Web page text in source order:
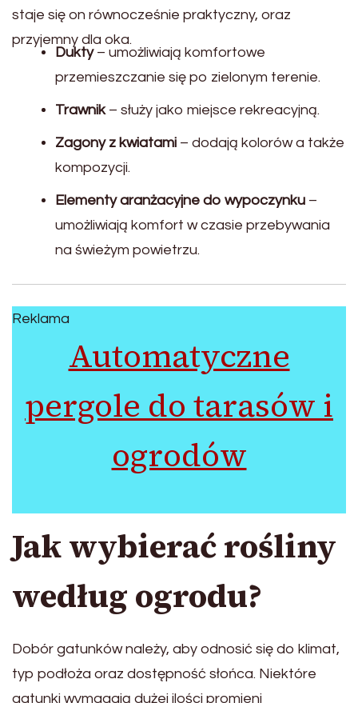
staje się on równocześnie praktyczny, oraz
przyjemny dla oka.
Dukty– umożliwiają komfortowe
przemieszczanie się po zielonym terenie.
Trawnik– służy jako miejsce rekreacyjną.
Zagony z kwiatami – dodają kolorów a także
kompozycji.
Elementy aranżacyjne do wypoczynku –
umożliwiają komfort w czasie przebywania
na świeżym powietrzu.
Reklama
Automatyczne
pergole do tarasów i
ogrodów
Jak wybierać rośliny
według ogrodu?
Dobór gatunków należy, aby odnosić się do klimat,
typ podłoża oraz dostępność słońca. Niektóre
gatunki wymagają dużej ilości promieni